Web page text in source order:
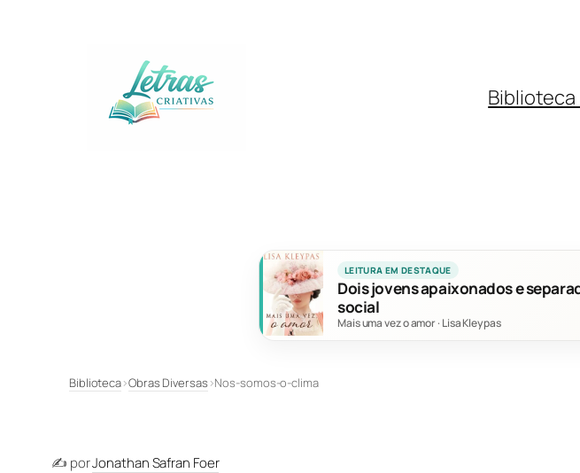
LEITURA EM DESTAQUE
Dois jovens apaixonados e
social
Mais uma vez o amor · Lisa Kleypas
Biblioteca›Obras Diversas›Nos-somos-o-clima
✍️ porJonathan Safran Foer